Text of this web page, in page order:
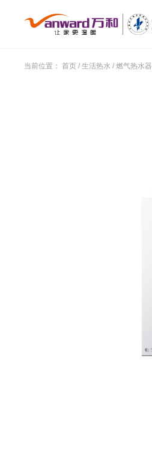
当前位置：首页 /生活热水 /燃气热水器